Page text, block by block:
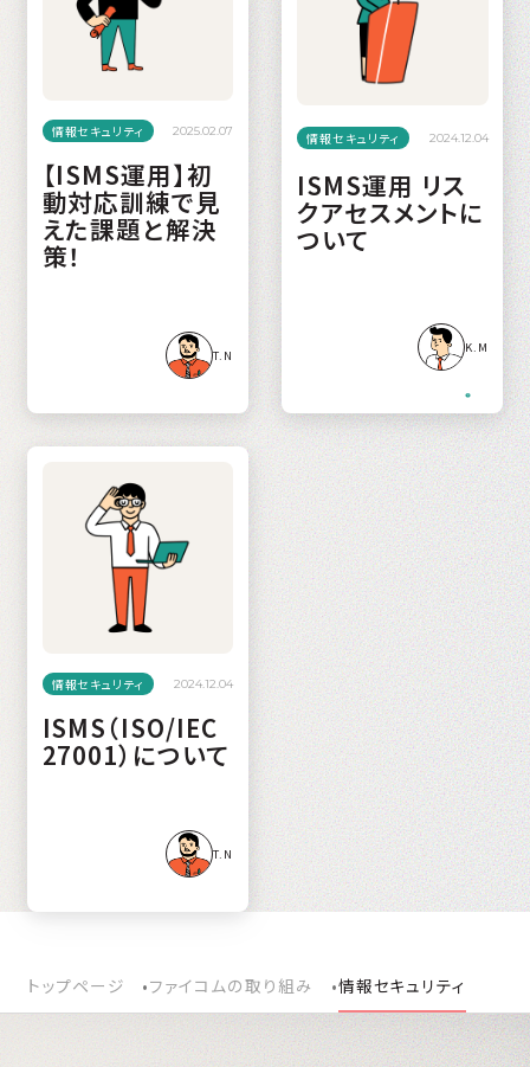
情報セキュリティ 2025.02.07
【ISMS運用】初
動対応訓練で見
えた課題と解決
策！
T.N
情報セキュリティ 2024.12.04
ISMS運用 リス
クアセスメントに
ついて
K.M
情報セキュリティ 2024.12.04
ISMS（ISO/IEC
27001）について
T.N
トップページ ファイコムの取り組み 情報セキュリティ